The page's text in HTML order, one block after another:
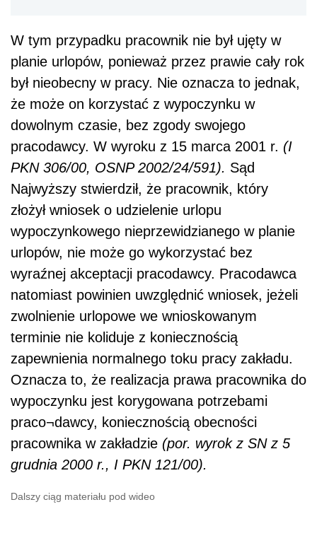
W tym przypadku pracownik nie był ujęty w
planie urlopów, ponieważ przez prawie cały rok
był nieobecny w pracy. Nie oznacza to jednak,
że może on korzystać z wypoczynku w
dowolnym czasie, bez zgody swojego
pracodawcy. W wyroku z 15 marca 2001 r. (I
PKN 306/00, OSNP 2002/24/591). Sąd
Najwyższy stwierdził, że pracownik, który
złożył wniosek o udzielenie urlopu
wypoczynkowego nieprzewidzianego w planie
urlopów, nie może go wykorzystać bez
wyraźnej akceptacji pracodawcy. Pracodawca
natomiast powinien uwzględnić wniosek, jeżeli
zwolnienie urlopowe we wnioskowanym
terminie nie koliduje z koniecznością
zapewnienia normalnego toku pracy zakładu.
Oznacza to, że realizacja prawa pracownika do
wypoczynku jest korygowana potrzebami
praco¬dawcy, koniecznością obecności
pracownika w zakładzie (por. wyrok z SN z 5
grudnia 2000 r., I PKN 121/00).
Dalszy ciąg materiału pod wideo